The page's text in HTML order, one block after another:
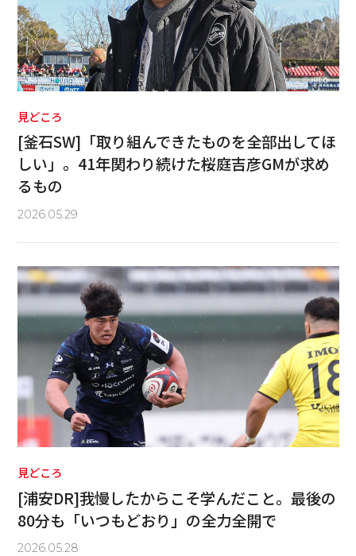
見どころ
[釜石SW]「取り組んできたものを全部出してほ
しい」。41年関わり続けた桜庭吉彦GMが求め
るもの
2026.05.29
見どころ
[浦安DR]我慢したからこそ学んだこと。最後の
80分も「いつもどおり」の全力全開で
2026.05.28